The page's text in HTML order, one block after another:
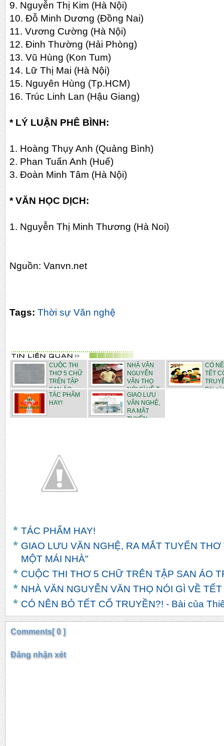
9. Nguyễn Thị Kim (Hà Nội)
10. Đỗ Minh Dương (Đồng Nai)
11. Vương Cường (Hà Nội)
12. Đinh Thường (Hải Phòng)
13. Vũ Hùng (Kon Tum)
14. Lữ Thị Mai (Hà Nội)
15. Nguyên Hùng (Tp.HCM)
16. Trúc Linh Lan (Hậu Giang)
* LÝ LUẬN PHÊ BÌNH:
1. Hoàng Thụy Anh (Quảng Bình)
2. Phan Tuấn Anh (Huế)
3. Đoàn Minh Tâm (Hà Nội)
* VĂN HỌC DỊCH:
1. Nguyễn Thị Minh Thương (Hà Noi)
Nguồn: Vanvn.net
Tags: Thời sự Văn nghệ
CUỘC THI
THƠ 5 CHỮ
TRÊN TẬP
SAN ÁO ...
NHÀ VĂN
NGUYỄN
VĂN THỌ
NÓI GÌ VỀ T...
CÓ
TẾT
Bài
TÁC PHẨM
HAY!
GIAO LƯU
VĂN NGHỆ,
RA MẮT
TUYỂN
TÁC PHẨM HAY!
GIAO LƯU VĂN NGHỆ, RA MẮT TUYỂN
MỘT MÁI NHÀ"
CUỘC THI THƠ 5 CHỮ TRÊN TẬP SAN ÁO
NHÀ VĂN NGUYỄN VĂN THỌ NÓI GÌ VỀ
CÓ NÊN BỎ TẾT CỔ TRUYỀN?! - Bài của
Comments[ 0 ]
Đăng nhận xét